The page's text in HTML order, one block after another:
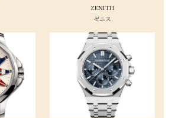
ZENITH
ゼニス